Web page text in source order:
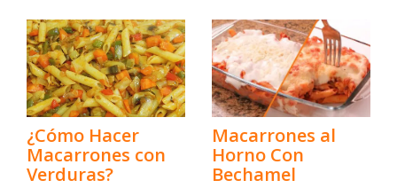
¿Cómo Hacer
Macarrones con
Verduras?
Macarrones al
Horno Con
Bechamel